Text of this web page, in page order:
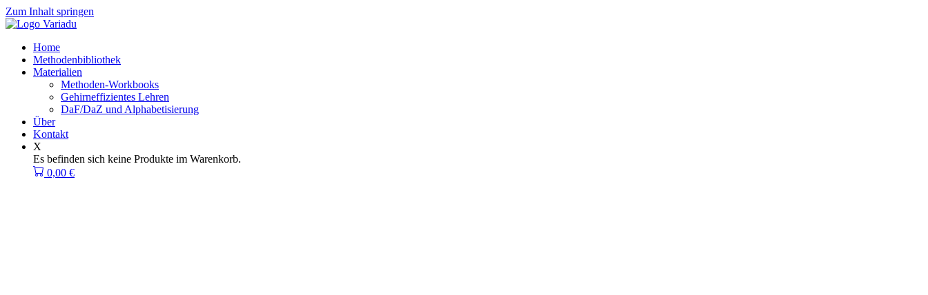
Zum Inhalt springen
Home
Methodenbibliothek
Materialien
Methoden-Workbooks
Gehirneffizientes Lehren
DaF/DaZ und Alphabetisierung
Über
Kontakt
X
Es befinden sich keine Produkte im Warenkorb.
0,00 €